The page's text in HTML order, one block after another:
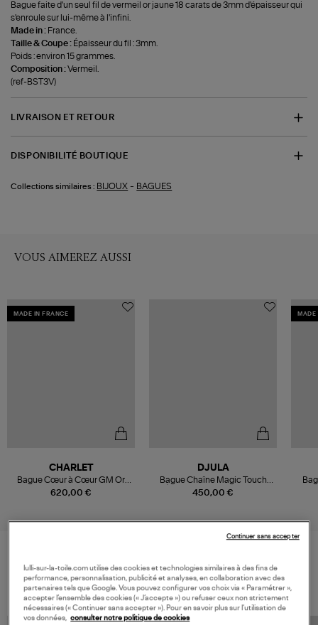
Bague faite d'un seul fil de vermeil or jaune 18 carats de 3mm d'épaisseur qui
s'enroule sur lui-même à l'infini.
Made in : France.
Taille & Coupe : Épaisseur du fil : 3mm.
Poids : environ 15 grammes.
Composition :Vermeil.
(ref-BST3V)
LIVRAISON ET RETOUR
DISPONIBILITÉ BOUTIQUE
Collections similaires : BIJOUX - BAGUES
VOUS AIMEREZ AUSSI
MADE IN FRANCE
620,00 €
CHARLET
Bague Cœur à Cœur GM Or
Jaune
450,00 €
DJULA
Bague Chaîne Magic Touch
Étoile Diamants Or Jaune
MADE
VOS DERNIERS PRODUITS VUS
lulli-sur-la-toile.com utilise des cookies et technologies similaires à des fins de
performance, personnalisation, publicité et analyses, en collaboration avec des
partenaires tels que Google. Vous pouvez configurer vos choix via « Paramétrer »,
accepter l’ensemble des cookies (« J’accepte ») ou refuser ceux non strictement
nécessaires (« Continuer sans accepter »). Pour en savoir plus sur l’utilisation de
vos données, consulter notre politique de cookies
Continuer sans accepter